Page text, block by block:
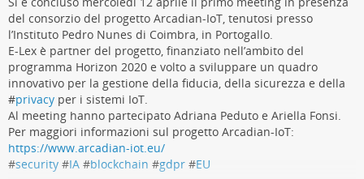
del consorzio del progetto Arcadian-IoT, tenutosi presso
l’Instituto Pedro Nunes di Coimbra, in Portogallo.
E-Lex è partner del progetto, finanziato nell’ambito del
programma Horizon 2020 e volto a sviluppare un quadro
innovativo per la gestione della fiducia, della sicurezza e della
#privacy per i sistemi IoT.
Al meeting hanno partecipato Adriana Peduto e Ariella Fonsi.
Per maggiori informazioni sul progetto Arcadian-IoT:
https://www.arcadian-iot.eu/
#security #IA #blockchain #gdpr #EU